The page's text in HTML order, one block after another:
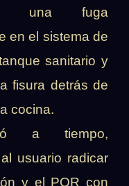
una fuga
en el sistema de
sanitario y
fisura detrás de
cocina.
a tiempo,
usuario radicar
y el PQR con